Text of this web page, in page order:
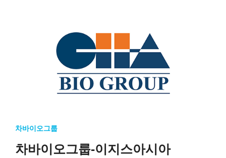
차바이오그룹
차바이오그룹-이지스아시아